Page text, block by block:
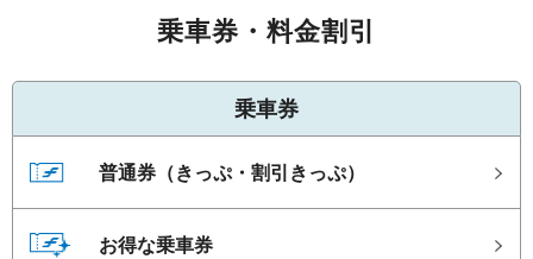
乗車券・料金割引
乗車券
普通券（きっぷ・割引きっぷ）
お得な乗車券